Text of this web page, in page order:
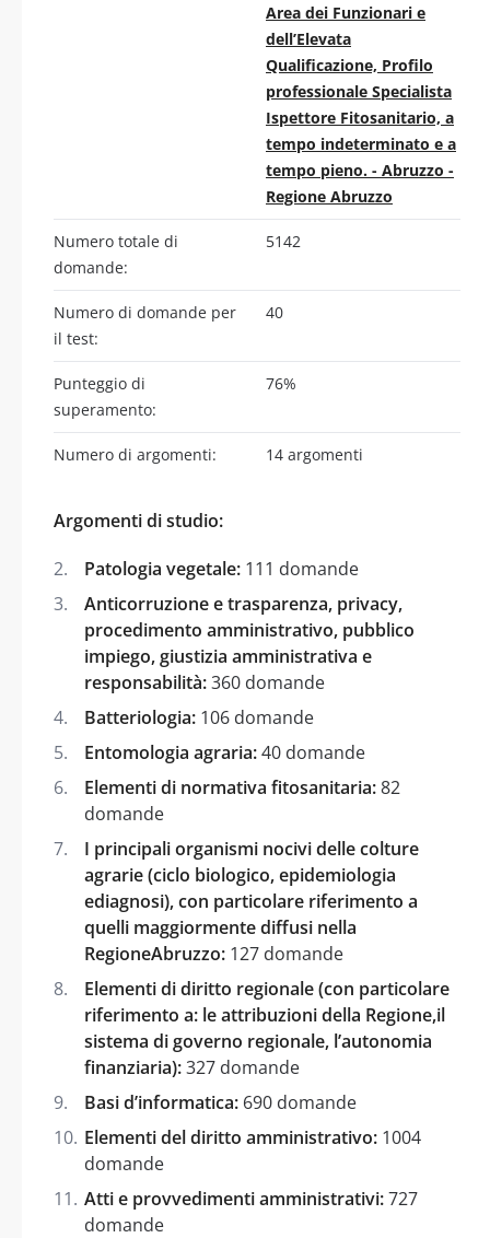
Area dei Funzionari e
dell’Elevata
Qualificazione, Profilo
professionale Specialista
Ispettore Fitosanitario, a
tempo indeterminato e a
tempo pieno. - Abruzzo -
Regione Abruzzo
Numero totale di
domande:
5142
Numero di domande per
il test:
40
Punteggio di
superamento:
76%
Numero di argomenti: 14 argomenti
Argomenti di studio:
Patologia vegetale: 111 domande
Anticorruzione e trasparenza, privacy,
procedimento amministrativo, pubblico
impiego, giustizia amministrativa e
responsabilità:360 domande
Batteriologia: 106 domande
Entomologia agraria:40 domande
Elementi di normativa fitosanitaria:82
domande
I principali organismi nocivi delle colture
agrarie (ciclo biologico, epidemiologia
ediagnosi), con particolare riferimento a
quelli maggiormente diffusi nella
RegioneAbruzzo: 127 domande
Elementi di diritto regionale (con particolare
riferimento a: le attribuzioni della Regione,il
sistema di governo regionale, l’autonomia
finanziaria):327 domande
Basi d’informatica: 690 domande
Elementi del diritto amministrativo: 1004
domande
Atti e provvedimenti amministrativi:727
domande